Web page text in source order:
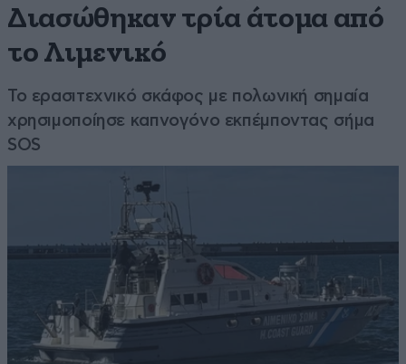
Διασώθηκαν τρία άτομα από
το Λιμενικό
Το ερασιτεχνικό σκάφος με πολωνική σημαία
χρησιμοποίησε καπνογόνο εκπέμποντας σήμα
SOS